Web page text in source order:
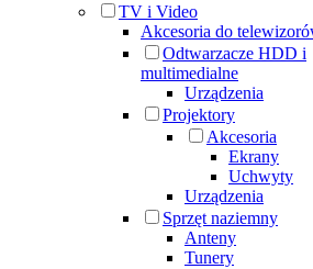
TV i Video
Akcesoria do
Odtwarzacze HDD i
multimedialne
Urządzenia
Projektory
Akcesoria
Ekrany
Uchwyty
Urządzenia
Sprzęt naziemny
Anteny
Tunery